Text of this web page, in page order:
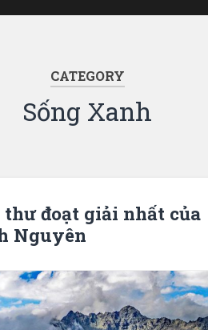
CATEGORY
Sống Xanh
thư đoạt giải nhất của
Nguyên